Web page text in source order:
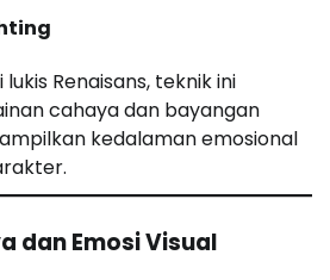
Renaisans, teknik ini
cahaya dan bayangan
kedalaman emosional
dan Emosi Visual